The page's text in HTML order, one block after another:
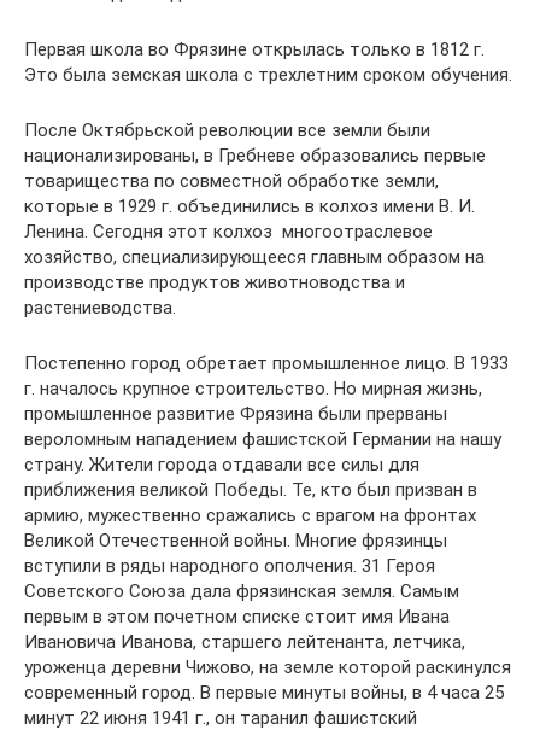
Первая школа во Фрязине открылась только в 1812 г.
Это была земская школа с трехлетним сроком обучения.
После Октябрьской революции все земли были
национализированы, в Гребневе образовались первые
товарищества по совместной обработке земли,
которые в 1929 г. объединились в колхоз имени В. И.
Ленина. Сегодня этот колхоз  многоотраслевое
хозяйство, специализирующееся главным образом на
производстве продуктов животноводства и
растениеводства.
Постепенно город обретает промышленное лицо. В 1933
г. началось крупное строительство. Но мирная жизнь,
промышленное развитие Фрязина были прерваны
вероломным нападением фашистской Германии на нашу
страну. Жители города отдавали все силы для
приближения великой Победы. Те, кто был призван в
армию, мужественно сражались с врагом на фронтах
Великой Отечественной войны. Многие фрязинцы
вступили в ряды народного ополчения. 31 Героя
Советского Союза дала фрязинская земля. Самым
первым в этом почетном списке стоит имя Ивана
Ивановича Иванова, старшего лейтенанта, летчика,
уроженца деревни Чижово, на земле которой раскинулся
современный город. В первые минуты войны, в 4 часа 25
минут 22 июня 1941 г., он таранил фашистский